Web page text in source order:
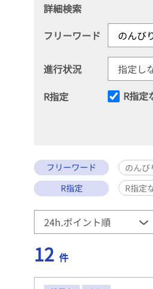
詳細検索
フリーワード
進行状況
R指定
R指定
フリーワード
のんび
R指定
R指定
12 件